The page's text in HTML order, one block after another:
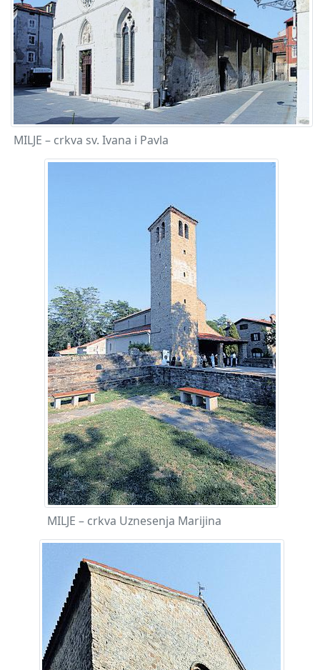
MILJE – crkva sv. Ivana i Pavla
MILJE – crkva Uznesenja Marijina